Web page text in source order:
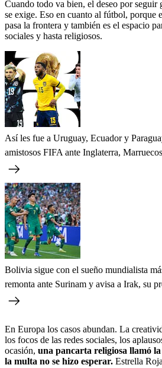
Cuando todo va bien, el deseo por seguir
se exige. Eso en cuanto al fútbol, porque
pasa la frontera y también es el espacio
sociales y hasta religiosos.
Así les fue a Uruguay, Ecuador y
amistosos FIFA ante Inglaterra,
Bolivia sigue con el sueño mundialista
remonta ante Surinam y avisa a Irak, su
En Europa los casos abundan. La
los focos de las redes sociales, los
ocasión, una pancarta religiosa llamó
la multa no se hizo esperar. Estrella